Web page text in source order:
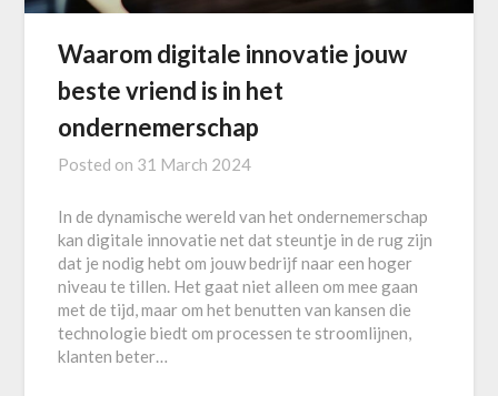
Waarom digitale innovatie jouw
beste vriend is in het
ondernemerschap
Posted on 31 March 2024
In de dynamische wereld van het ondernemerschap
kan digitale innovatie net dat steuntje in de rug zijn
dat je nodig hebt om jouw bedrijf naar een hoger
niveau te tillen. Het gaat niet alleen om mee gaan
met de tijd, maar om het benutten van kansen die
technologie biedt om processen te stroomlijnen,
klanten beter…